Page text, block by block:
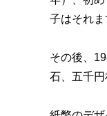
子はそれ
その後、
石、五千円